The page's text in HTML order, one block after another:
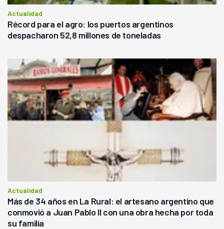
Actualidad
Récord para el agro: los puertos argentinos
despacharon 52,8 millones de toneladas
Actualidad
Más de 34 años en La Rural: el artesano argentino que
conmovió a Juan Pablo II con una obra hecha por toda
su familia